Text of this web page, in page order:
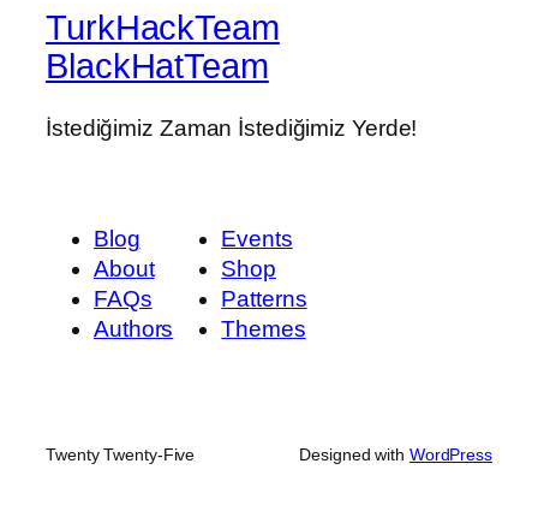
TurkHackTeam
BlackHatTeam
İstediğimiz Zaman İstediğimiz Yerde!
Blog
About
FAQs
Authors
Events
Shop
Patterns
Themes
Twenty Twenty-Five Designed with WordPress